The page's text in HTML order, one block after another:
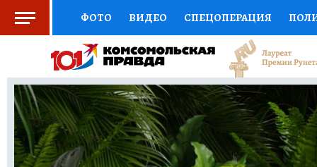
ФОТО ВИДЕО СПЕЦОПЕРАЦИЯ
СОЦПОДДЕРЖКА НАУКА СПОРТ
ВЫБОР ЭКСПЕРТОВ ДОКТОР
КНИЖНАЯ ПОЛКА ПРОГНОЗЫ НА СПОРТ
ПРЕСС-ЦЕНТР НЕДВИЖИМОСТЬ